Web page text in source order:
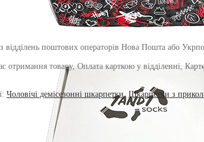
відділень поштових операторів Нова Пошта або
отримання товару, Оплата карткою у відділенні,
Чоловічі демісезонні шкарпетки, Шкарпетки з